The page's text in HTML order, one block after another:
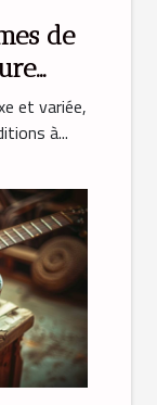
de
et variée,
à...